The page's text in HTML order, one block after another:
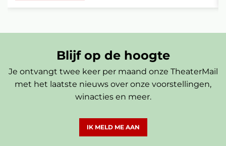
Blijf op de hoogte
Je ontvangt twee keer per maand onze TheaterMail
met het laatste nieuws over onze voorstellingen,
winacties en meer.
IK MELD ME AAN